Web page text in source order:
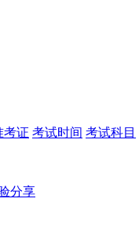
考证 考试时间 考试科目
分享